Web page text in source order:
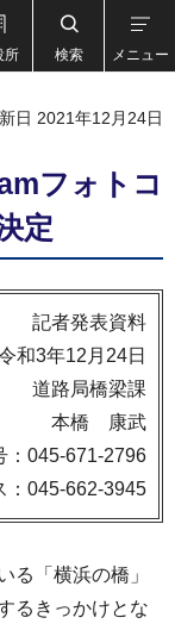
所 検索 メニュー
日 2021年12月24日
フォトコ
定
記者発表資料
和3年12月24日
道路局橋梁課
本橋 康武
：045-671-2796
：045-662-3945
る「横浜の橋」
るきっかけとな